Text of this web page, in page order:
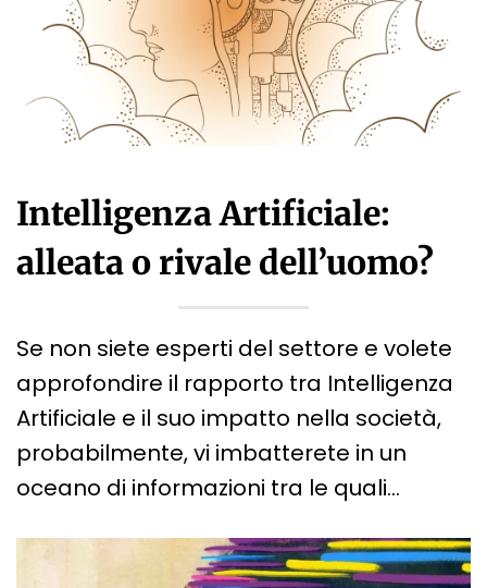
Intelligenza Artificiale:
alleata o rivale dell’uomo?
Se non siete esperti del settore e volete
approfondire il rapporto tra Intelligenza
Artificiale e il suo impatto nella società,
probabilmente, vi imbatterete in un
oceano di informazioni tra le quali…